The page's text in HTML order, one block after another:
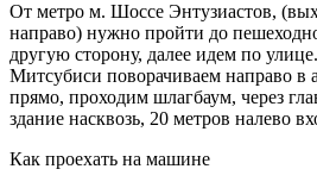
От метро м. Шоссе Энтузиастов,
направо) нужно пройти до
другую сторону, далее идем по
Митсубиси поворачиваем направо в
прямо, проходим шлагбаум, через
здание насквозь, 20 метров налево
Как проехать на машине